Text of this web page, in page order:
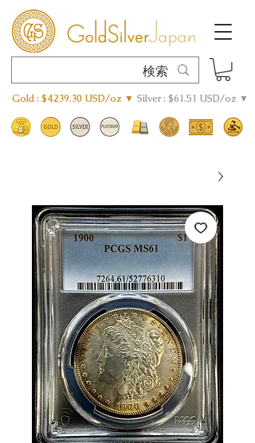
Gold : $4239.30 USD/oz ▼ Silver : $61.51 USD/oz ▼